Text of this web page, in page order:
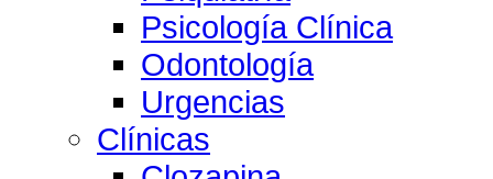
Psicología Clínica
Odontología
Urgencias
Clínicas